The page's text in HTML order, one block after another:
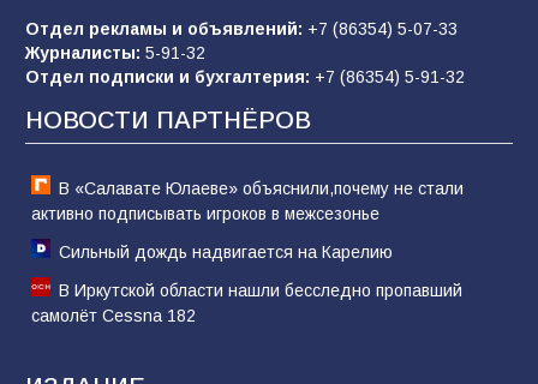
В России ответили на заявления Зеленского о
новой мобилизации
74 31.07.2026
Отдел рекламы и объявлений: +7 (86354) 5-07-33
Журналисты: 5-91-32
Отдел подписки и бухгалтерия: +7 (86354) 5-91-32
НОВОСТИ ПАРТНЁРОВ
В «Салавате Юлаеве» объяснили,почему не стали
активно подписывать игроков в межсезонье
Сильный дождь надвигается на Карелию
В Иркутской области нашли бесследно пропавший
самолёт Cessna 182